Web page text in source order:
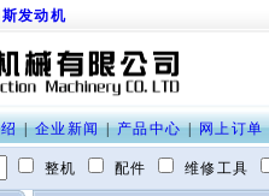
发动机
|企业新闻|产品中心|网上订单
整机 配件 维修工具